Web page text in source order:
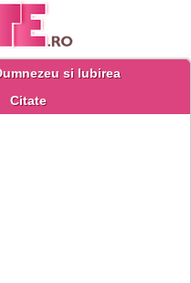
si Iubirea
Citate